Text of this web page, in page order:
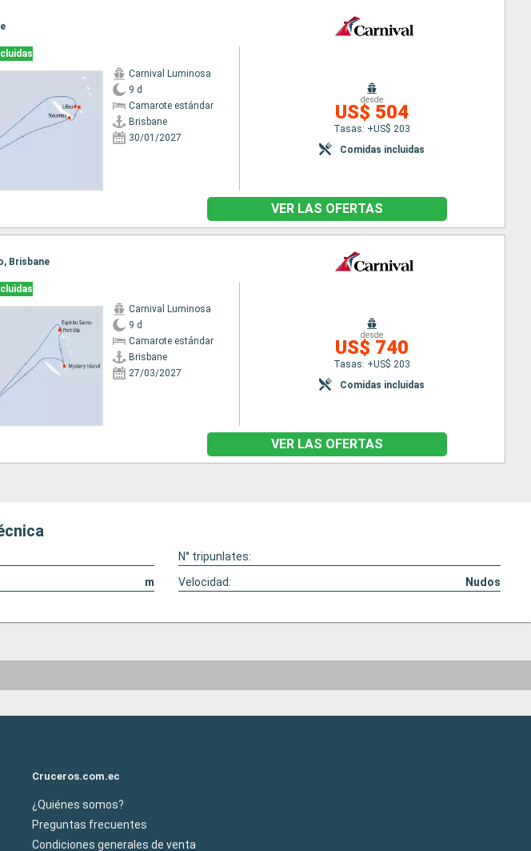
Carnival Luminosa
9 d
Camarote estándar
Brisbane
30/01/2027
desde
US$ 504
Tasas: +US$ 203
Comidas incluidas
VER LAS OFERTAS
Brisbane
Carnival Luminosa
9 d
Camarote estándar
Brisbane
27/03/2027
desde
US$ 740
Tasas: +US$ 203
Comidas incluidas
VER LAS OFERTAS
N° tripunlates:
m Velocidad: Nudos
Cruceros.com.ec
¿Quiénes somos?
Preguntas frecuentes
Condiciones generales de venta